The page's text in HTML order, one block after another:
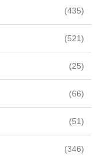
(435)
(521)
(25)
(66)
(51)
(346)